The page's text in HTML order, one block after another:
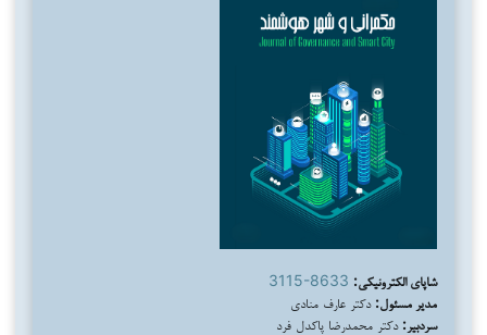
شاپای الکترونیکی: 3115-8633
مدیر مسئول: دکتر عارف منادی
سردبیر: دکتر محمدرضا پاکدل فرد